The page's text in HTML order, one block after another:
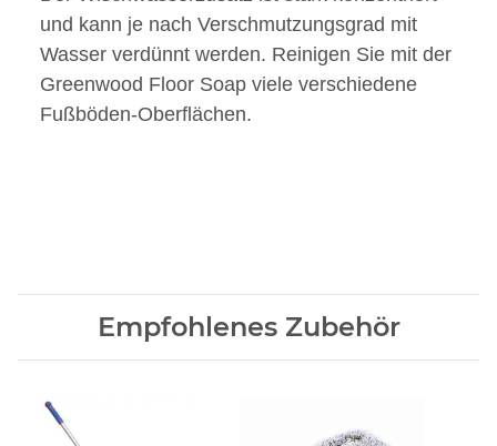
und kann je nach Verschmutzungsgrad mit
Wasser verdünnt werden. Reinigen Sie mit der
Greenwood Floor Soap viele verschiedene
Fußböden-Oberflächen.
Empfohlenes Zubehör